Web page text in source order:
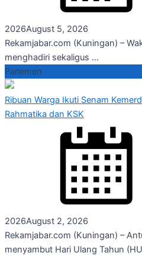
2026August 5, 2026
Rekamjabar.com (Kuningan) –
menghadiri sekaligus ...
Parlemen
Ribuan Warga Ikuti Senam
Rahmatika dan KSK
2026August 2, 2026
Rekamjabar.com (Kuningan) –
menyambut Hari Ulang Tahun